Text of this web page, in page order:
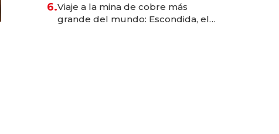
6.Viaje a la mina de cobre más
grande del mundo: Escondida, el